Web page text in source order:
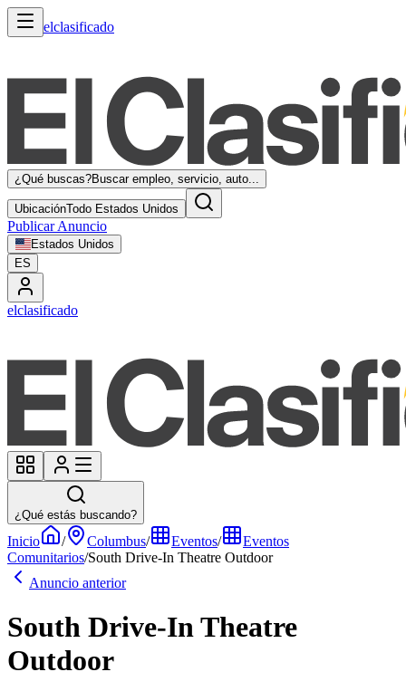
elclasificado
¿Qué buscas?Buscar empleo, servicio, auto...
UbicaciónTodo Estados Unidos
Publicar Anuncio
Estados Unidos
ES
elclasificado
¿Qué estás buscando?
Inicio / Columbus/ Eventos/
Eventos
Comunitarios/South Drive-In Theatre Outdoor
Anuncio anterior
South Drive-In Theatre
Outdoor